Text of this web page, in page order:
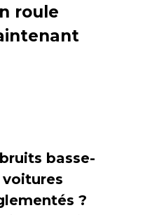
roule
basse-
?